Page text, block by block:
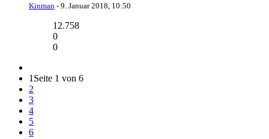
Kinman - 9. Januar 2018, 10:50
12.758
0
0
1 Seite 1 von 6
2
3
4
5
6